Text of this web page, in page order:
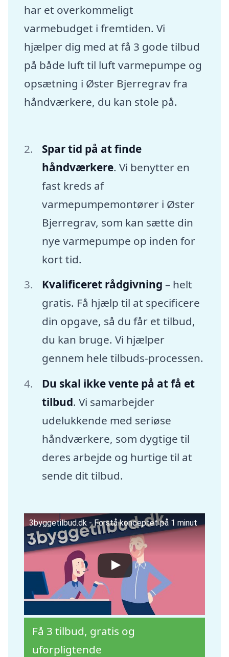
har et overkommeligt
varmebudget i fremtiden. Vi
hjælper dig med at få 3 gode tilbud
på både luft til luft varmepumpe og
opsætning i Øster Bjerregrav fra
håndværkere, du kan stole på.
Spar tid på at finde
håndværkere. Vi benytter en
fast kreds af
varmepumpemontører i Øster
Bjerregrav, som kan sætte din
nye varmepumpe op inden for
kort tid.
Kvalificeret rådgivning – helt
gratis. Få hjælp til at specificere
din opgave, så du får et tilbud,
du kan bruge. Vi hjælper
gennem hele tilbuds-processen.
Du skal ikke vente på at få et
tilbud. Vi samarbejder
udelukkende med seriøse
håndværkere, som dygtige til
deres arbejde og hurtige til at
sende dit tilbud.
3byggetilbud.dk - Forstå konceptet på 1 minut
Få 3 tilbud, gratis og
uforpligtende